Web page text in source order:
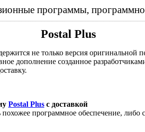
программы,
Postal Plus
не только версия оригинальной
дополнение созданное
Postal Plus с доставкой
программное обеспечение, либо